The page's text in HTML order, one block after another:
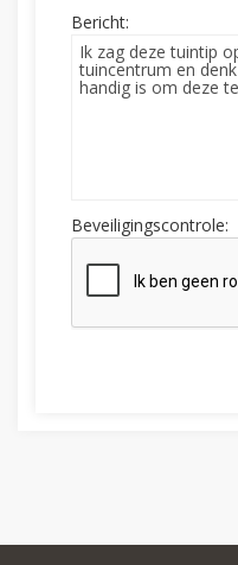
Bericht:
Beveiligingscontrole: